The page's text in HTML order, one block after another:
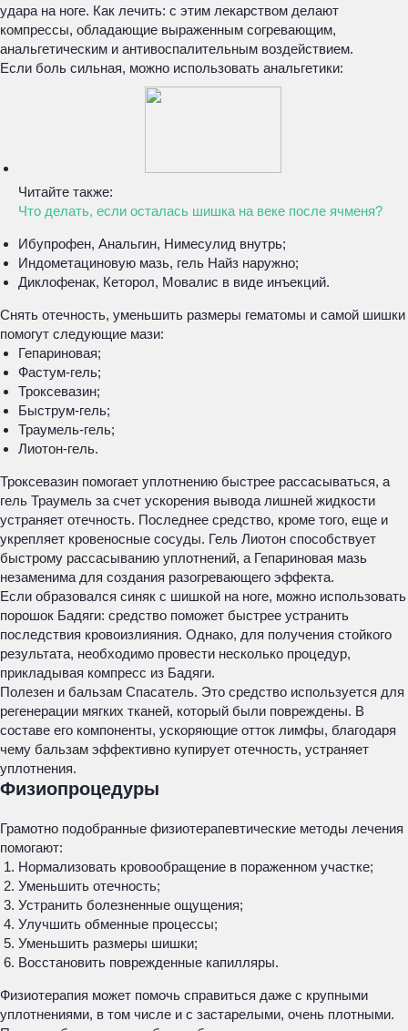
удара на ноге. Как лечить: с этим лекарством делают
компрессы, обладающие выраженным согревающим,
анальгетическим и антивоспалительным воздействием.
Если боль сильная, можно использовать анальгетики:
Читайте также:
Что делать, если осталась шишка на веке после ячменя?
Ибупрофен, Анальгин, Нимесулид внутрь;
Индометациновую мазь, гель Найз наружно;
Диклофенак, Кеторол, Мовалис в виде инъекций.
Снять отечность, уменьшить размеры гематомы и самой шишки
помогут следующие мази:
Гепариновая;
Фастум-гель;
Троксевазин;
Быструм-гель;
Траумель-гель;
Лиотон-гель.
Троксевазин помогает уплотнению быстрее рассасываться, а
гель Траумель за счет ускорения вывода лишней жидкости
устраняет отечность. Последнее средство, кроме того, еще и
укрепляет кровеносные сосуды. Гель Лиотон способствует
быстрому рассасыванию уплотнений, а Гепариновая мазь
незаменима для создания разогревающего эффекта.
Если образовался синяк с шишкой на ноге, можно использовать
порошок Бадяги: средство поможет быстрее устранить
последствия кровоизлияния. Однако, для получения стойкого
результата, необходимо провести несколько процедур,
прикладывая компресс из Бадяги.
Полезен и бальзам Спасатель. Это средство используется для
регенерации мягких тканей, который были повреждены. В
составе его компоненты, ускоряющие отток лимфы, благодаря
чему бальзам эффективно купирует отечность, устраняет
уплотнения.
Физиопроцедуры
Грамотно подобранные физиотерапевтические методы лечения
помогают:
Нормализовать кровообращение в пораженном участке;
Уменьшить отечность;
Устранить болезненные ощущения;
Улучшить обменные процессы;
Уменьшить размеры шишки;
Восстановить поврежденные капилляры.
Физиотерапия может помочь справиться даже с крупными
уплотнениями, в том числе и с застарелыми, очень плотными.